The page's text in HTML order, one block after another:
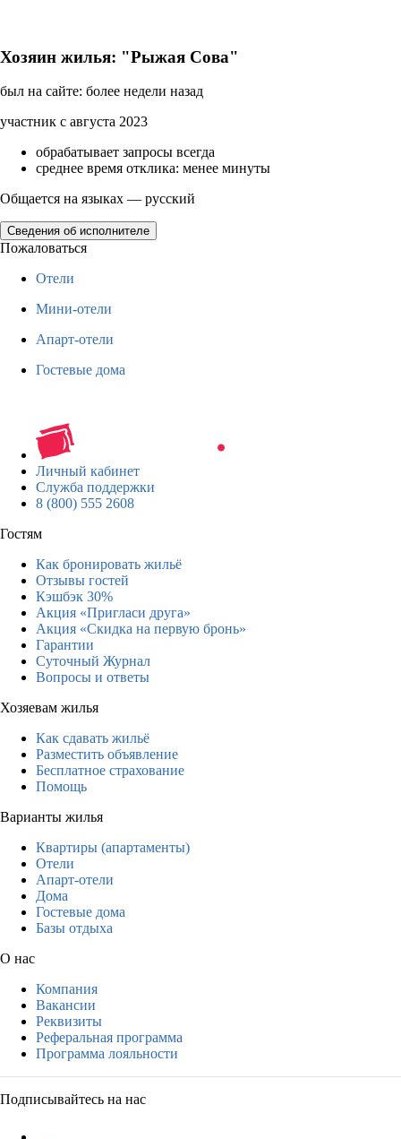
Хозяин жилья: "Рыжая Сова"
был на сайте: более недели назад
участник с августа 2023
обрабатывает запросы всегда
среднее время отклика: менее минуты
Общается на языках — русский
Сведения об исполнителе
Пожаловаться
Отели
Мини-отели
Апарт-отели
Гостевые дома
Личный кабинет
Служба поддержки
8 (800) 555 2608
Гостям
Как бронировать жильё
Отзывы гостей
Кэшбэк 30%
Акция «Пригласи друга»
Акция «Скидка на первую бронь»
Гарантии
Суточный Журнал
Вопросы и ответы
Хозяевам жилья
Как сдавать жильё
Разместить объявление
Бесплатное страхование
Помощь
Варианты жилья
Квартиры (апартаменты)
Отели
Апарт-отели
Дома
Гостевые дома
Базы отдыха
О нас
Компания
Вакансии
Реквизиты
Реферальная программа
Программа лояльности
Подписывайтесь на нас